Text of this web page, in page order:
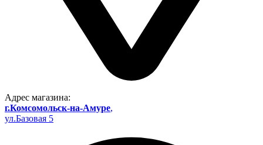
Адрес магазина:
г.Комсомольск-на-Амуре,
ул.Базовая 5